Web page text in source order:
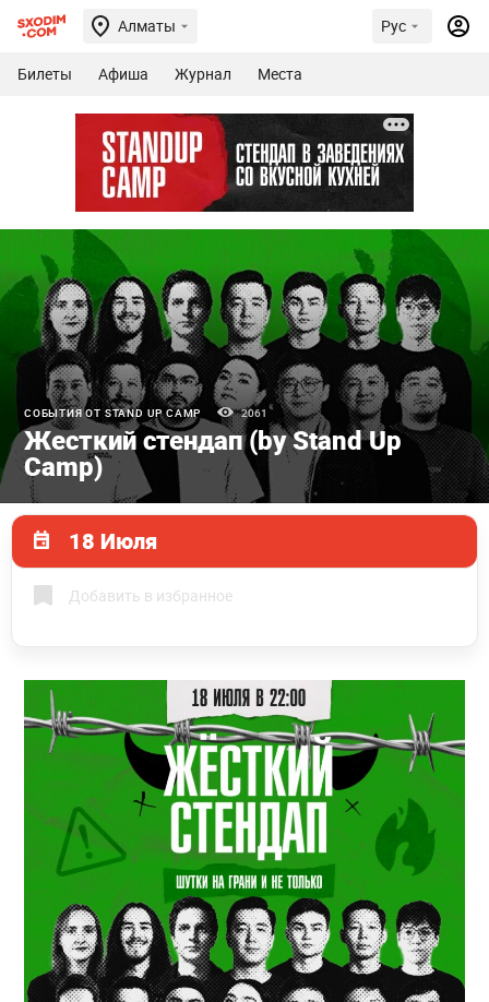
Алматы Рус
Билеты Афиша Журнал Места
СОБЫТИЯ ОТ STAND UP CAMP 2061
Жесткий стендап (by Stand Up
Camp)
18 Июля
Добавить в избранное